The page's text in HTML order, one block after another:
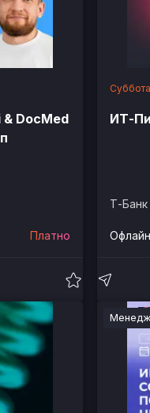
& DocMed
Платно
ИТ-
Т-Банк
Офлайн